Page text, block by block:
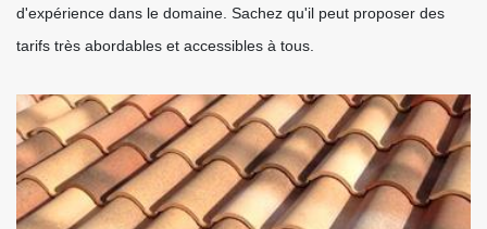
d'expérience dans le domaine. Sachez qu'il peut proposer des
tarifs très abordables et accessibles à tous.